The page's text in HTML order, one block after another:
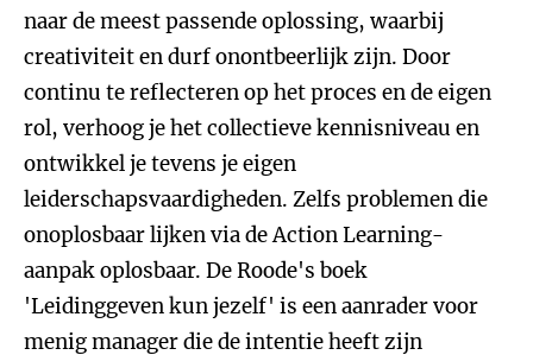
naar de meest passende oplossing, waarbij
creativiteit en durf onontbeerlijk zijn. Door
continu te reflecteren op het proces en de eigen
rol, verhoog je het collectieve kennisniveau en
ontwikkel je tevens je eigen
leiderschapsvaardigheden. Zelfs problemen die
onoplosbaar lijken via de Action Learning-
aanpak oplosbaar. De Roode's boek
'Leidinggeven kun jezelf' is een aanrader voor
menig manager die de intentie heeft zijn